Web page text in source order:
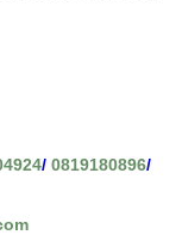
/ 0819180896/